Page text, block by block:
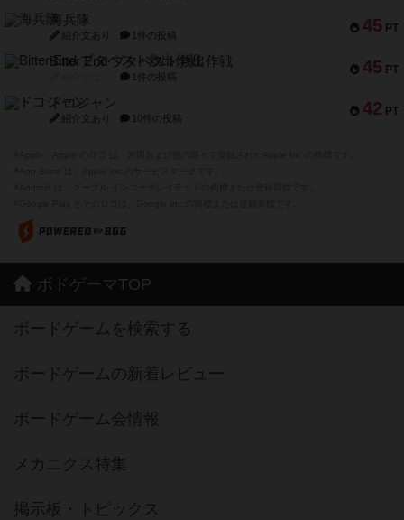
45 PT
海兵隊
紹介文あり 1件の投稿
45 PT
Bitter End ブタペスト救出作戦
1件の投稿
42 PT
ドコジャン
紹介文あり 10件の投稿
ボドゲーマTOP
ボードゲームを検索する
ボードゲームの新着レビュー
ボードゲーム会情報
メカニクス特集
掲示板・トピックス